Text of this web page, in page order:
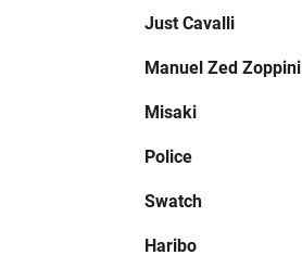
Just Cavalli
Manuel Zed Zoppini
Misaki
Police
Swatch
Haribo